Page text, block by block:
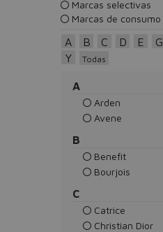
Marcas selectivas
Marcas de consumo
A B C D E G
Y
Todas
A
Arden
Avene
B
Benefit
Bourjois
C
Catrice
Christian Dior